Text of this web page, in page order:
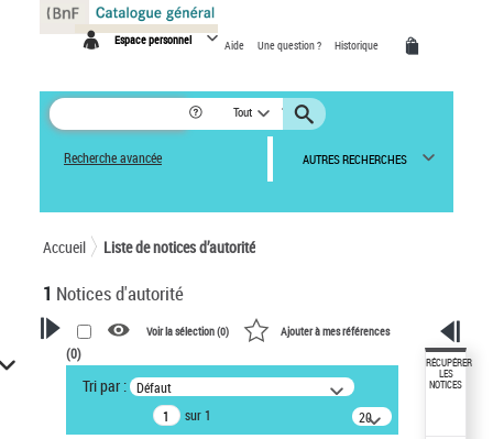
Espace personnel Aide Une question ? Historique
Tout
Recherche avancée AUTRES RECHERCHES
Accueil Liste de notices d’autorité
1 Notices d'autorité
VOTRE RECHERCHE
Recherche avancée dans les
notices d’autorité
Voir la sélection (0) Ajouter à mes références
(0)
Tri par : Défaut
sur 1
20
RÉCUPÉRER
LES
NOTICES
Panneau de gestion des cookies